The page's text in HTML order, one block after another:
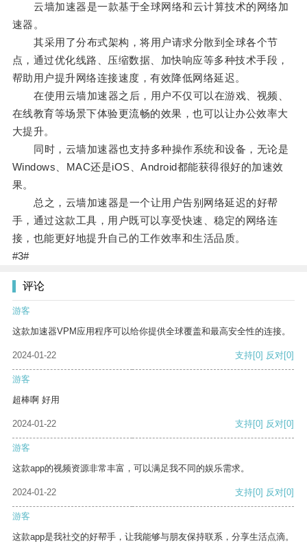
云墙加速器是一款基于全球网络和云计算技术的网络加
速器。
其采用了分布式架构，将用户请求分散到全球各个节
点，通过优化线路、压缩数据、加快响应等多种技术手段，
帮助用户提升网络连接速度，有效降低网络延迟。
在使用云墙加速器之后，用户不仅可以在游戏、视频、
在线教育等场景下体验更流畅的效果，也可以让办公效率大
大提升。
同时，云墙加速器也支持多种操作系统和设备，无论是
Windows、MAC还是iOS、Android都能获得很好的加速效
果。
总之，云墙加速器是一个让用户告别网络延迟的好帮
手，通过这款工具，用户既可以享受快速、稳定的网络连
接，也能更好地提升自己的工作效率和生活品质。
#3#
评论
游客
这款加速器VPM应用程序可以给你提供全球覆盖和最高安全性的连接。
2024-01-22 支持[0] 反对[0]
游客
超棒啊 好用
2024-01-22 支持[0] 反对[0]
游客
这款app的视频资源非常丰富，可以满足我不同的娱乐需求。
2024-01-22 支持[0] 反对[0]
游客
这款app是我社交的好帮手，让我能够与朋友保持联系，分享生活点滴。